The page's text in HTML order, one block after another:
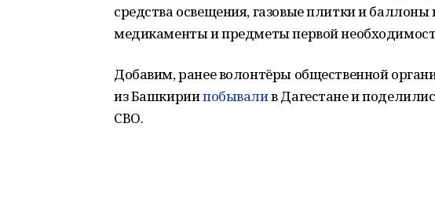
средства освещения, газовые плитки и баллоны
медикаменты и предметы первой
Добавим, ранее волонтёры общественной
из Башкириипобывалив Дагестане и
СВО.